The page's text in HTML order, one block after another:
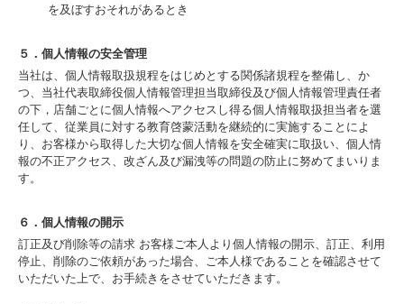
を及ぼすおそれがあるとき
５．個人情報の安全管理
当社は、個人情報取扱規程をはじめとする関係諸規程を整備し、か
つ、当社代表取締役個人情報管理担当取締役及び個人情報管理責任者
の下，店舗ごとに個人情報へアクセスし得る個人情報取扱担当者を選
任して、従業員に対する教育啓蒙活動を継続的に実施することによ
り、お客様から取得した大切な個人情報を安全確実に取扱い、個人情
報の不正アクセス、改ざん及び漏洩等の問題の防止に努めてまいりま
す。
６．個人情報の開示
訂正及び削除等の請求 お客様ご本人より個人情報の開示、訂正、利用
停止、削除のご依頼があった場合、ご本人様であることを確認させて
いただいた上で、お手続きをさせていただきます。